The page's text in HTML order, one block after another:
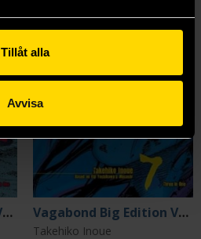
Tillåt alla
Avvisa
Vagabond Big Edition Vol 6 Vagabond Big Edition Vol 7
Takehiko Inoue